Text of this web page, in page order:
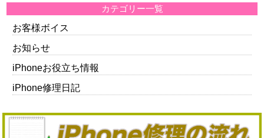
カテゴリー一覧
お客様ボイス
お知らせ
iPhoneお役立ち情報
iPhone修理日記